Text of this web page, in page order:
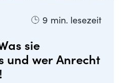
9 min. lesezeit
sie
und wer Anrecht